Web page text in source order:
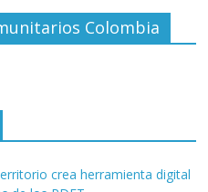
Colombia
crea herramienta digital